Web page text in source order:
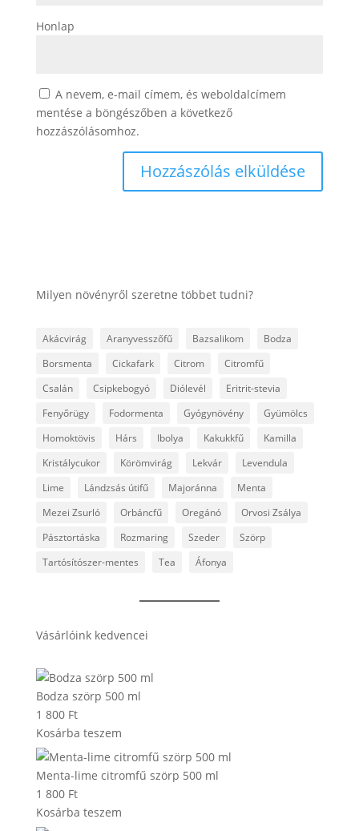
Honlap
A nevem, e-mail címem, és weboldalcímem
mentése a böngészőben a következő
hozzászólásomhoz.
Milyen növényről szeretne többet tudni?
Akácvirág Aranyvesszőfű Bazsalikom
Bodza
Borsmenta
Cickafark Citrom
Citromfű
Csalán
Csipkebogyó Diólevél
Eritrit-stevia
Fenyőrügy
Fodormenta Gyógynövény
Gyümölcs
Homoktövis
Hárs Ibolya Kakukkfű
Kamilla
Kristálycukor
Körömvirág Lekvár
Levendula
Lime
Lándzsás útifű Majoránna
Menta
Mezei Zsurló
Orbáncfű Oregánó
Orvosi Zsálya
Pásztortáska
Rozmaring Szeder
Szörp
Tartósítószer-mentes
Tea Áfonya
Vásárlóink kedvencei
Bodza szörp 500 ml
1 800 Ft
Kosárba teszem
Menta-lime citromfű szörp 500 ml
1 800 Ft
Kosárba teszem